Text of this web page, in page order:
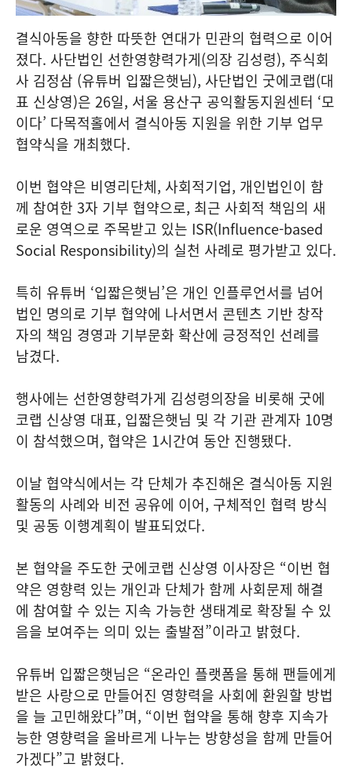
결식아동을 향한 따뜻한 연대가 민관의 협력으로 이어
졌다. 사단법인 선한영향력가게(의장 김성령), 주식회
사 김정삼 (유튜버 입짧은햇님), 사단법인 굿에코랩(대
표 신상영)은 26일, 서울 용산구 공익활동지원센터 ‘모
이다’ 다목적홀에서 결식아동 지원을 위한 기부 업무
협약식을 개최했다.
이번 협약은 비영리단체, 사회적기업, 개인법인이 함
께 참여한 3자 기부 협약으로, 최근 사회적 책임의 새
로운 영역으로 주목받고 있는 ISR(Influence-based
Social Responsibility)의 실천 사례로 평가받고 있다.
특히 유튜버 ‘입짧은햇님’은 개인 인플루언서를 넘어
법인 명의로 기부 협약에 나서면서 콘텐츠 기반 창작
자의 책임 경영과 기부문화 확산에 긍정적인 선례를
남겼다.
행사에는 선한영향력가게 김성령의장을 비롯해 굿에
코랩 신상영 대표, 입짧은햇님 및 각 기관 관계자 10명
이 참석했으며, 협약은 1시간여 동안 진행됐다.
이날 협약식에서는 각 단체가 추진해온 결식아동 지원
활동의 사례와 비전 공유에 이어, 구체적인 협력 방식
및 공동 이행계획이 발표되었다.
본 협약을 주도한 굿에코랩 신상영 이사장은 “이번 협
약은 영향력 있는 개인과 단체가 함께 사회문제 해결
에 참여할 수 있는 지속 가능한 생태계로 확장될 수 있
음을 보여주는 의미 있는 출발점”이라고 밝혔다.
유튜버 입짧은햇님은 “온라인 플랫폼을 통해 팬들에게
받은 사랑으로 만들어진 영향력을 사회에 환원할 방법
을 늘 고민해왔다”며, “이번 협약을 통해 향후 지속가
능한 영향력을 올바르게 나누는 방향성을 함께 만들어
가겠다”고 밝혔다.